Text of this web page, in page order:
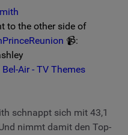
to the other side of
📹:
Air - TV Themes
schnappt sich mit 43,1
nimmt damit den Top-